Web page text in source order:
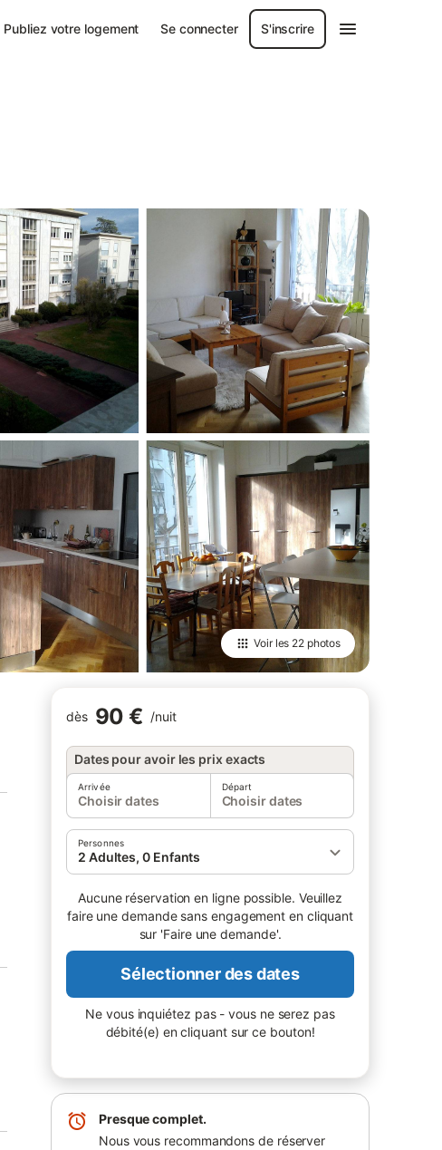
Publiez votre logement Se connecter S'inscrire
Voir les 22 photos
dès 90 € /nuit
Dates pour avoir les prix exacts
Arrivée
Choisir dates
Départ
Choisir dates
Personnes
2 Adultes, 0 Enfants
Aucune réservation en ligne possible. Veuillez
faire une demande sans engagement en cliquant
sur 'Faire une demande'.
Sélectionner des dates
Ne vous inquiétez pas - vous ne serez pas
débité(e) en cliquant sur ce bouton!
Presque complet.
Nous vous recommandons de réserver